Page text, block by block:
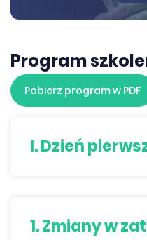
Program
Pobierz program w PDF
I. Dzień
1. Zmiany w